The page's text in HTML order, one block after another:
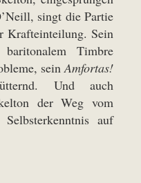
singt die Partie
Krafteinteilung. Sein
Timbre
seinAmfortas!
Und auch
der Weg vom
auf